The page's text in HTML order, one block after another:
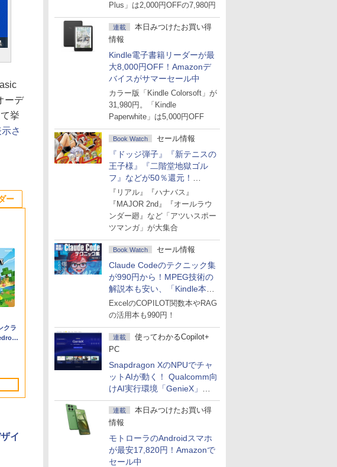
Plus」は2,000円OFFの7,980円
連載
本日みつけたお買い得
情報
Kindle電子書籍リーダーが最
大8,000円OFF！Amazonデ
バイスがサマーセール中
カラー版「Kindle Colorsoft」が
31,980円。「Kindle
Paperwhite」は5,000円OFF
Book Watch セール情報
『ドッジ弾子』『新テニスの
王子様』『二階堂地獄ゴル
フ』などが50％還元！
Amazonマンガ週末セール
『リアル』『ハナバス』
『MAJOR 2nd』『オールラウ
ンダー廻』など「アツいスポー
ツマンガ」が大集合
Book Watch セール情報
Claude Codeのテクニック集
が990円から！MPEG技術の
解説本も安い、「Kindle本サ
マーセール」第2弾開始！
ExcelのCOPILOT関数本やRAG
の活用本も990円！
連載
使ってわかるCopilot+
PC
Snapdragon XのNPUでチャ
ットAIが動く！ Qualcomm向
けAI実行環境「GenieX」を
試してみた
連載
本日みつけたお買い得
情報
モトローラのAndroidスマホ
が最安17,820円！Amazonで
セール中
ーデ
挙
さ
ン
キー
クラ
ー
イ